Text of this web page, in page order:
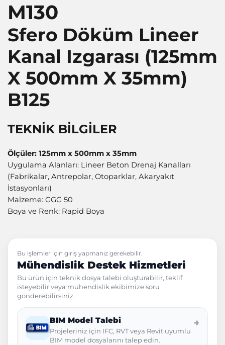
M130
Sfero Döküm Lineer
Kanal Izgarası (125mm
X 500mm X 35mm)
B125
TEKNİK BİLGİLER
Ölçüler: 125mm x 500mm x 35mm
Uygulama Alanları: Lineer Beton Drenaj Kanalları
(Fabrikalar, Antrepolar, Otoparklar, Akaryakıt
İstasyonları)
Malzeme: GGG 50
Boya ve Renk: Rapid Boya
Bu işlemler için giriş yapmanız gerekebilir.
Mühendislik Destek Hizmetleri
Bu ürün için teknik dosya talebi oluşturabilir, teklif
isteyebilir veya mühendislik ekibimize soru
gönderebilirsiniz.
BIM Model Talebi
Projeleriniz için IFC, RVT veya Revit uyumlu
BIM model dosyalarını talep edin.
→